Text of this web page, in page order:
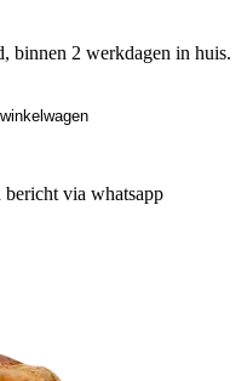
binnen 2 werkdagen in huis.
bericht via whatsapp